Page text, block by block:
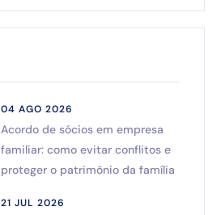
04 AGO 2026
Acordo de sócios em empresa
familiar: como evitar conflitos e
proteger o patrimônio da família
21 JUL 2026